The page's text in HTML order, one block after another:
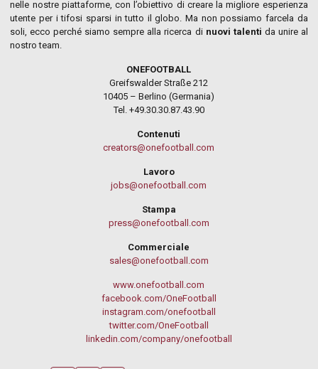
nelle nostre piattaforme, con l’obiettivo di creare la migliore esperienza
utente per i tifosi sparsi in tutto il globo. Ma non possiamo farcela da
soli, ecco perché siamo sempre alla ricerca di nuovi talenti da unire al
nostro team.
ONEFOOTBALL
Greifswalder Straße 212
10405 – Berlino (Germania)
Tel. +49.30.30.87.43.90
Contenuti
creators@onefootball.com
Lavoro
jobs@onefootball.com
Stampa
press@onefootball.com
Commerciale
sales@onefootball.com
www.onefootball.com
facebook.com/OneFootball
instagram.com/onefootball
twitter.com/OneFootball
linkedin.com/company/onefootball